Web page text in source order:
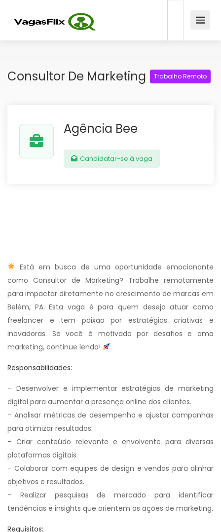
Consultor De Marketing Trabalho Remoto
Agência Bee
Candidatar-se à vaga
Está em busca de uma oportunidade emocionante
como Consultor de Marketing? Trabalhe remotamente
para impactar diretamente no crescimento de marcas em
Belém, PA. Esta vaga é para quem deseja atuar como
freelancer e tem paixão por estratégias criativas e
inovadoras. Se você é motivado por desafios e ama
marketing, continue lendo!
Responsabilidades:
– Desenvolver e implementar estratégias de marketing
digital para aumentar a presença online dos clientes.
– Analisar métricas de desempenho e ajustar campanhas
para otimizar resultados.
– Criar conteúdo relevante e envolvente para diversas
plataformas digitais.
– Colaborar com equipes de design e vendas para alinhar
objetivos e resultados.
– Realizar pesquisas de mercado para identificar
tendências e insights que orientem as ações de marketing.
Requisitos: